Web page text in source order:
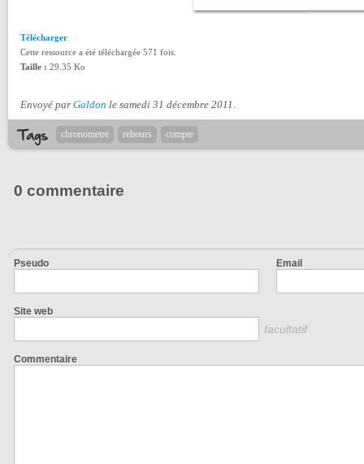
Télécharger
Cette ressource a été téléchargée 571 fois.
Taille : 29.35 Ko
Envoyé par Galdon le samedi 31 décembre 2011 .
chronometre rebours compte
0 commentaire
Pseudo Email
Site web
facultatif
Commentaire